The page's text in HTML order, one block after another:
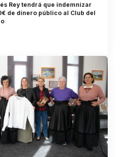
Rey tendrá que indemnizar
de dinero público al Club del